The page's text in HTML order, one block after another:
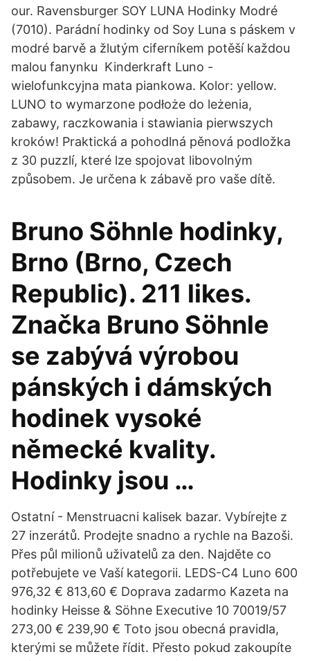
our. Ravensburger SOY LUNA Hodinky Modré
(7010). Parádní hodinky od Soy Luna s páskem v
modré barvě a žlutým ciferníkem potěší každou
malou fanynku Kinderkraft Luno -
wielofunkcyjna mata piankowa. Kolor: yellow.
LUNO to wymarzone podłoże do leżenia,
zabawy, raczkowania i stawiania pierwszych
kroków! Praktická a pohodlná pěnová podložka
z 30 puzzlí, které lze spojovat libovolným
způsobem. Je určena k zábavě pro vaše dítě.
Bruno Söhnle hodinky,
Brno (Brno, Czech
Republic). 211 likes.
Značka Bruno Söhnle
se zabývá výrobou
pánských i dámských
hodinek vysoké
německé kvality.
Hodinky jsou …
Ostatní - Menstruacni kalisek bazar. Vybírejte z
27 inzerátů. Prodejte snadno a rychle na Bazoši.
Přes půl milionů uživatelů za den. Najděte co
potřebujete ve Vaší kategorii. LEDS-C4 Luno 600
976,32 € 813,60 € Doprava zadarmo Kazeta na
hodinky Heisse & Söhne Executive 10 70019/57
273,00 € 239,90 € Toto jsou obecná pravidla,
kterými se můžete řídit. Přesto pokud zakoupíte